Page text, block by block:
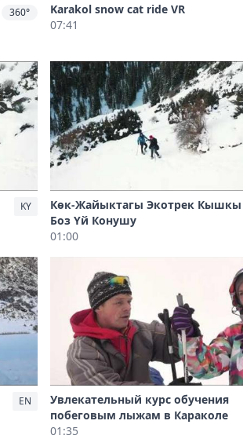
360°
Karakol snow cat ride VR
07:41
KY
Көк-Жайыктагы Экотрек Кышкы
Боз Үй Конушу
01:00
EN
Увлекательный курс обучения
побеговым лыжам в Караколе
01:35